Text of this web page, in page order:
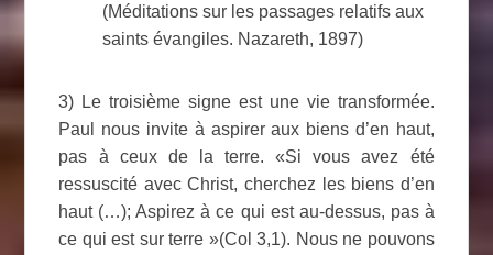
(Méditations sur les passages relatifs aux
saints évangiles. Nazareth, 1897)
3) Le troisième signe est une vie transformée.
Paul nous invite à aspirer aux biens d’en haut,
pas à ceux de la terre. «Si vous avez été
ressuscité avec Christ, cherchez les biens d’en
haut (…); Aspirez à ce qui est au-dessus, pas à
ce qui est sur terre »(Col 3,1). Nous ne pouvons